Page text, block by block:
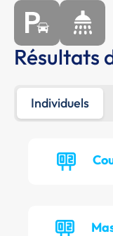
Résultats
Individuels